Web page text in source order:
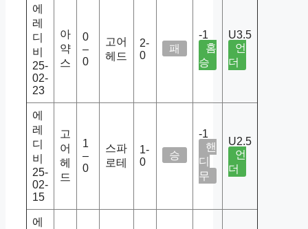
에
레
디
비
25-
02-
23
아
약
스
0
–
0
고어
헤드
2-
0
패
-1
홈
승
U3.5
언
더
에
레
디
비
25-
02-
15
고
어
헤
드
1
–
0
스파
로테
1-
0
승
-1
핸
디
무
U2.5
언
더
에